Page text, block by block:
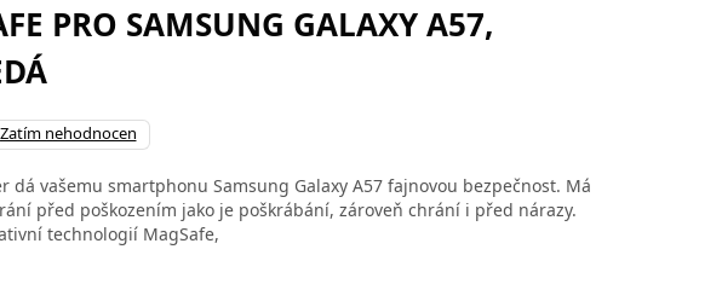
PRO SAMSUNG GALAXY A57,
Zatím nehodnocen
dá vašemu smartphonu Samsung Galaxy A57 fajnovou bezpečnost. Má
před poškozením jako je poškrábání, zároveň chrání i před nárazy.
technologií MagSafe,